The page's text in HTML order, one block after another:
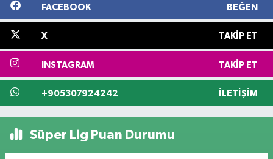
FACEBOOK BEĞEN
X TAKIP ET
INSTAGRAM TAKIP ET
+905307924242 İLETIŞIM
Süper Lig Puan Durumu